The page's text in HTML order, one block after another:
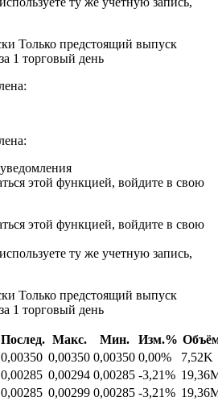
Только предстоящий выпуск
1 торговый день
этой функцией, войдите в свою
этой функцией, войдите в свою
ту же учетную запись,
Только предстоящий выпуск
1 торговый день
Послед. Макс. Мин. Изм.%
0,00350 0,00350 0,00350 0,00%
7,52K
0,00285 0,00294 0,00285 -3,21%
0,00285 0,00299 0,00285 -3,21%